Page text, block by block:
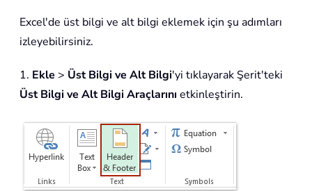
Excel'de üst bilgi ve alt bilgi eklemek için şu adımları
izleyebilirsiniz.
1. Ekle > Üst Bilgi ve Alt Bilgi'yi tıklayarak Şerit'teki
Üst Bilgi ve Alt Bilgi Araçlarını etkinleştirin.